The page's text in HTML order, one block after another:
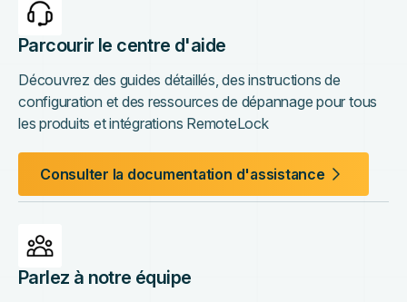
Parcourir le centre d'aide
Découvrez des guides détaillés, des instructions de
configuration et des ressources de dépannage pour tous
les produits et intégrations RemoteLock
Consulter la documentation d'assistance
Parlez à notre équipe